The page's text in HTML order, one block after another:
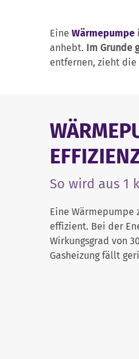
Eine Wärmepumpe
anhebt. Im Grunde
entfernen, zieht die
So wird aus 1
Eine Wärmepumpe
effizient. Bei der
Wirkungsgrad von
Gasheizung fällt